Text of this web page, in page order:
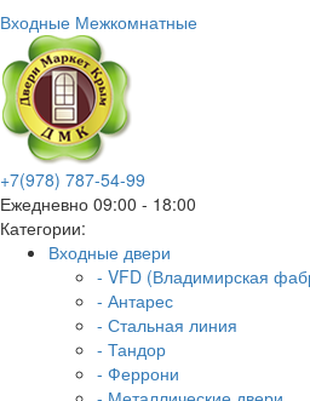
Входные Межкомнатные
+7(978) 787-54-99
Ежедневно 09:00 - 18:00
Категории:
Входные двери
- VFD (Владимирская
- Антарес
- Стальная линия
- Тандор
- Феррони